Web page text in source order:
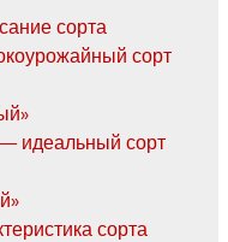
сорта
сорт
идеальный сорт
сорта